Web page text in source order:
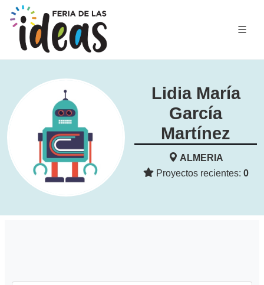
Lidia María
García
Martínez
ALMERIA
Proyectos recientes: 0